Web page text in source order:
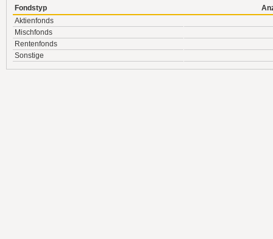
Fondstyp
Aktienfonds
Mischfonds
Rentenfonds
Sonstige